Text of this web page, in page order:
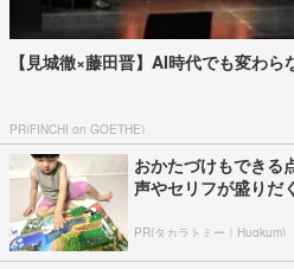
【見城徹×藤田晋】AI時代でも変わ
PR(FINCHI on GOETHE)
おかたづけもできる
声やセリフが盛り
PR(タカラトミー｜Hugkum)